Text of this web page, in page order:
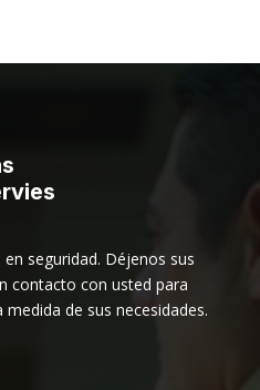
seguridad. Déjenos sus
contacto con usted para
de sus necesidades.